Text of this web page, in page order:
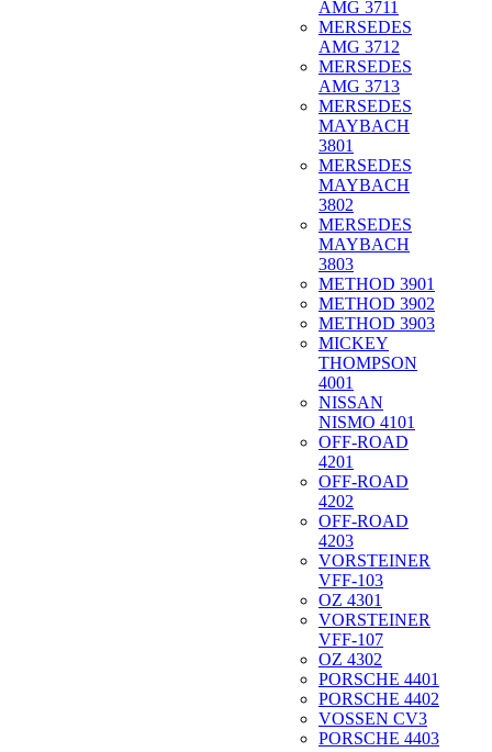
AMG 3711
MERSEDES
AMG 3712
MERSEDES
AMG 3713
MERSEDES
MAYBACH
3801
MERSEDES
MAYBACH
3802
MERSEDES
MAYBACH
3803
METHOD 3901
METHOD 3902
METHOD 3903
MICKEY
THOMPSON
4001
NISSAN
NISMO 4101
OFF-ROAD
4201
OFF-ROAD
4202
OFF-ROAD
4203
VORSTEINER
VFF-103
OZ 4301
VORSTEINER
VFF-107
OZ 4302
PORSCHE 4401
PORSCHE 4402
VOSSEN CV3
PORSCHE 4403